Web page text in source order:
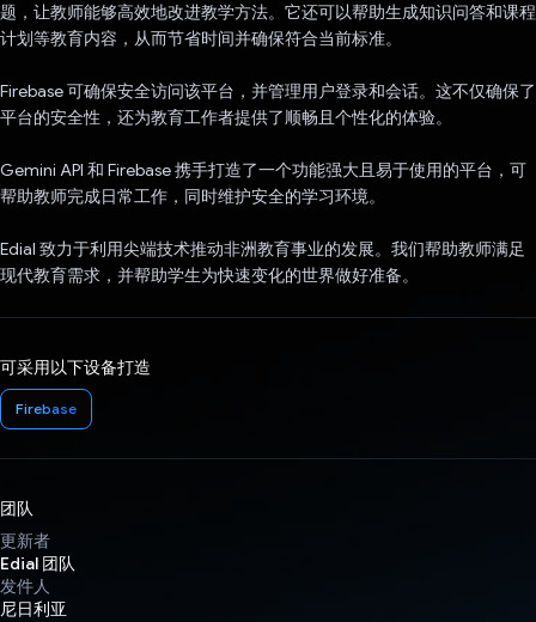
题，让教师能够高效地改进教学方法。它还可以帮助生成知识问答和课程
计划等教育内容，从而节省时间并确保符合当前标准。
Firebase 可确保安全访问该平台，并管理用户登录和会话。这不仅确保了
平台的安全性，还为教育工作者提供了顺畅且个性化的体验。
Gemini API 和 Firebase 携手打造了一个功能强大且易于使用的平台，可
帮助教师完成日常工作，同时维护安全的学习环境。
Edial 致力于利用尖端技术推动非洲教育事业的发展。我们帮助教师满足
现代教育需求，并帮助学生为快速变化的世界做好准备。
可采用以下设备打造
Firebase
团队
更新者
Edial 团队
发件人
尼日利亚